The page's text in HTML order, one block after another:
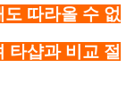
따라올 수 없
타샵과 비교 절